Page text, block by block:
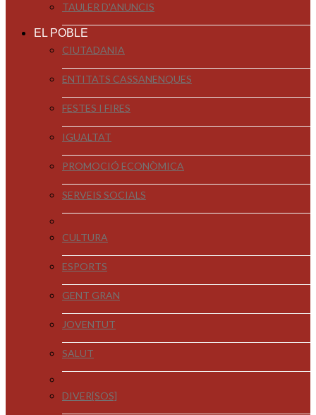
TAULER D'ANUNCIS
EL POBLE
CIUTADANIA
ENTITATS CASSANENQUES
FESTES I FIRES
IGUALTAT
PROMOCIÓ ECONÒMICA
SERVEIS SOCIALS
CULTURA
ESPORTS
GENT GRAN
JOVENTUT
SALUT
DIVER[SOS]